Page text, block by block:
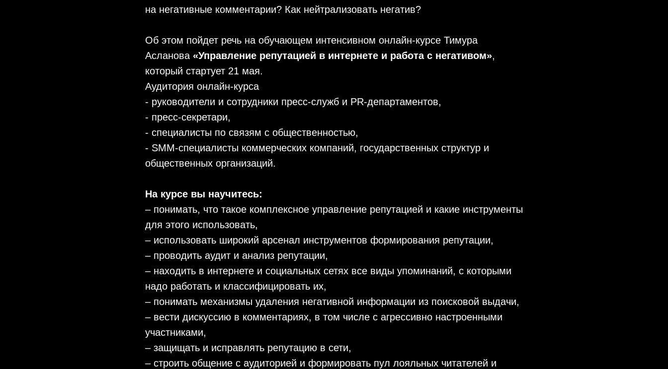
на негативные комментарии? Как нейтрализовать негатив?
Об этом пойдет речь на обучающем интенсивном онлайн-курсе Тимура
Асланова «Управление репутацией в интернете и работа с негативом»,
который стартует 21 мая.
Аудитория онлайн-курса
- руководители и сотрудники пресс-служб и PR-департаментов,
- пресс-секретари,
- специалисты по связям с общественностью,
- SMM-специалисты коммерческих компаний, государственных структур и
общественных организаций.
На курсе вы научитесь:
– понимать, что такое комплексное управление репутацией и какие инструменты
для этого использовать,
– использовать широкий арсенал инструментов формирования репутации,
– проводить аудит и анализ репутации,
– находить в интернете и социальных сетях все виды упоминаний, с которыми
надо работать и классифицировать их,
– понимать механизмы удаления негативной информации из поисковой выдачи,
– вести дискуссию в комментариях, в том числе с агрессивно настроенными
участниками,
– защищать и исправлять репутацию в сети,
– строить общение с аудиторией и формировать пул лояльных читателей и